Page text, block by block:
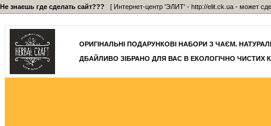
Не знаешь где сделать сайт??? [ Интернет-центр 'ЭЛИТ' - http://elit.ck.ua - может
]
ОРИГІНАЛЬНІ ПОДАРУНКОВІ НАБОРИ З ЧАЄМ.
ДБАЙЛИВО ЗІБРАНО ДЛЯ ВАС В ЕКОЛОГІЧНО ЧИСТИХ